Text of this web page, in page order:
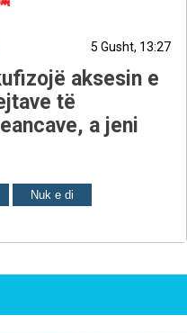
5 Gusht, 13:27
aksesin e
të
a jeni
Nuk e di